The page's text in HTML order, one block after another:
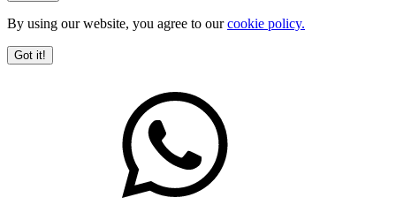
By using our website, you agree to ourcookie policy.
Got it!